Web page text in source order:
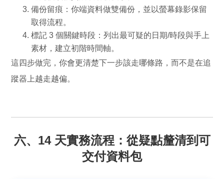
備份留痕：你端資料做雙備份，並以螢幕錄影保留
取得流程。
標記 3 個關鍵時段：列出最可疑的日期/時段與手上
素材，建立初階時間軸。
這四步做完，你會更清楚下一步該走哪條路，而不是在追
蹤器上越走越偏。
六、14 天實務流程：從疑點釐清到可
交付資料包